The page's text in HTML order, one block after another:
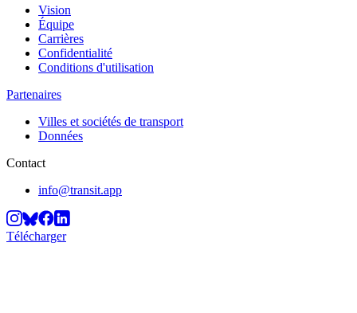
Vision
Équipe
Carrières
Confidentialité
Conditions d'utilisation
Partenaires
Villes et sociétés de transport
Données
Contact
info@transit.app
Télécharger